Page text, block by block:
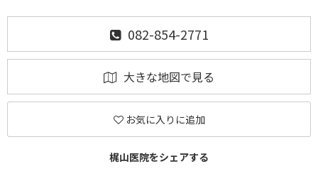
082-854-2771
大きな地図で見る
お気に入りに追加
梶山医院をシェアする